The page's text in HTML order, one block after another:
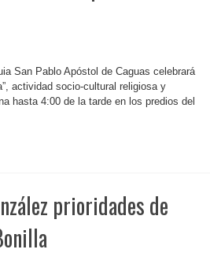
San Pablo Apóstol de Caguas celebrará
actividad socio-cultural religiosa y
hasta 4:00 de la tarde en los predios del
prioridades de